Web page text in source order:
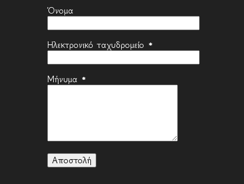
Όνομα
Ηλεκτρονικό ταχυδρομείο *
Μήνυμα *